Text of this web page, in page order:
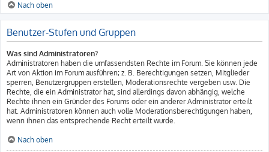
Nach oben
Benutzer-Stufen und Gruppen
Was sind Administratoren?
Administratoren haben die umfassendsten Rechte im Forum. Sie können jede
Art von Aktion im Forum ausführen; z. B. Berechtigungen setzen, Mitglieder
sperren, Benutzergruppen erstellen, Moderationsrechte vergeben usw. Die
Rechte, die ein Administrator hat, sind allerdings davon abhängig, welche
Rechte ihnen ein Gründer des Forums oder ein anderer Administrator erteilt
hat. Administratoren können auch volle Moderationsberechtigungen haben,
wenn ihnen das entsprechende Recht erteilt wurde.
Nach oben